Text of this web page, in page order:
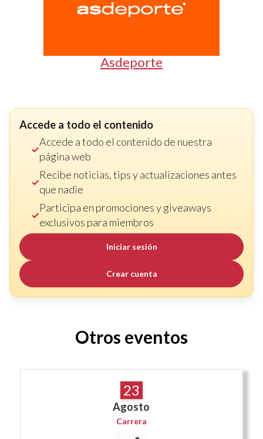
Asdeporte
Accede a todo el contenido
Accede a todo el contenido de nuestra
página web
Recibe noticias, tips y actualizaciones antes
que nadie
Participa en promociones y giveaways
exclusivos para miembros
Iniciar sesión
Crear cuenta
Otros eventos
23
Agosto
Carrera